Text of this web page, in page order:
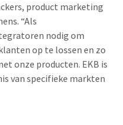
product marketing
“Als
nodig om
op te lossen en zo
onze producten. EKB is
van specifieke markten